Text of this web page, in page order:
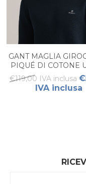
GANT MAGLIA
PIQUÉ DI COTONE
€119,00 IVA inclusa
IVA inclusa